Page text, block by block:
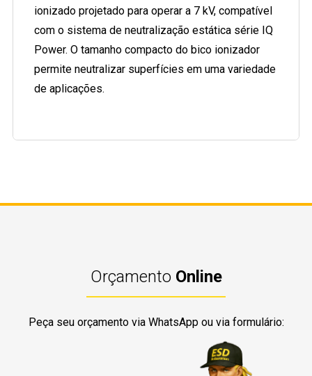
ionizado projetado para operar a 7 kV, compatível
com o sistema de neutralização estática série IQ
Power. O tamanho compacto do bico ionizador
permite neutralizar superfícies em uma variedade
de aplicações.
Orçamento Online
Peça seu orçamento via WhatsApp ou via formulário: